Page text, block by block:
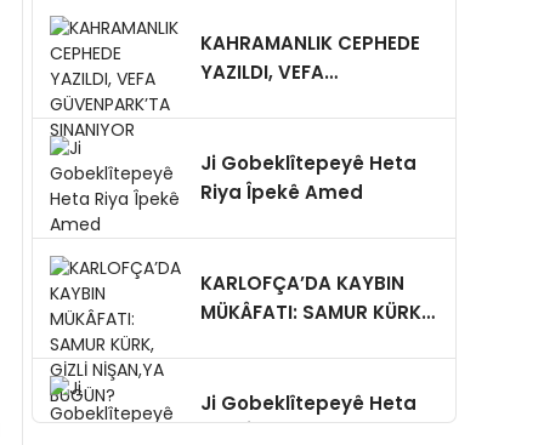
KAHRAMANLIK CEPHEDE
YAZILDI, VEFA
Ji Gobeklîtepeyê Heta
Riya Îpekê Amed
KARLOFÇA’DA KAYBIN
MÜKÂFATI: SAMUR KÜRK,
Ji Gobeklîtepeyê Heta